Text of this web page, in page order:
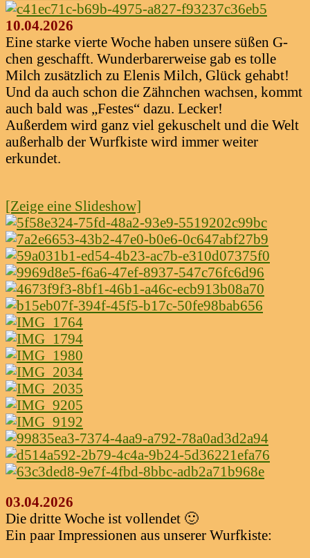
10.04.2026
Eine starke vierte Woche haben unsere süßen G-
chen geschafft. Wunderbarerweise gab es tolle
Milch zusätzlich zu Elenis Milch, Glück gehabt!
Und da auch schon die Zähnchen wachsen, kommt
auch bald was „Festes“ dazu. Lecker!
Außerdem wird ganz viel gekuschelt und die Welt
außerhalb der Wurfkiste wird immer weiter
erkundet.
[Zeige eine Slideshow]
03.04.2026
Die dritte Woche ist vollendet 🙂
Ein paar Impressionen aus unserer Wurfkiste: